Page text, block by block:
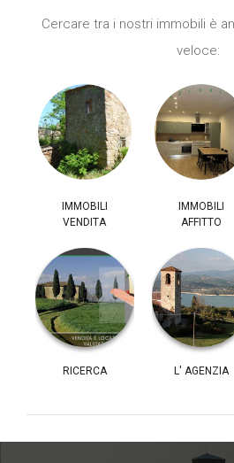
Cercare tra i nostri immobili è
veloce:
IMMOBILI
VENDITA
IMMOBILI
AFFITTO
RICERCA L' AGENZIA